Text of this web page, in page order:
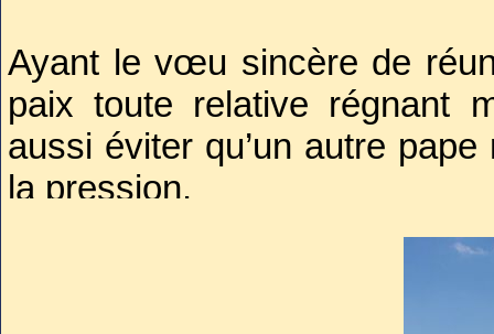
Ayant le vœu sincère de
paix toute relative régnant
aussi éviter qu’un autre
la pression.
On ne peut nier le courage